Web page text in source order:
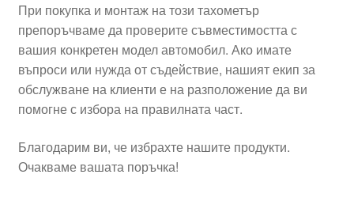
При покупка и монтаж на този тахометър
препоръчваме да проверите съвместимостта с
вашия конкретен модел автомобил. Ако имате
въпроси или нужда от съдействие, нашият екип за
обслужване на клиенти е на разположение да ви
помогне с избора на правилната част.
Благодарим ви, че избрахте нашите продукти.
Очакваме вашата поръчка!